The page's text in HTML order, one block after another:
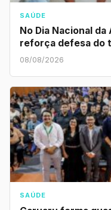
SAÚDE
No Dia Nacional
reforça defesa do
08/08/2026
SAÚDE